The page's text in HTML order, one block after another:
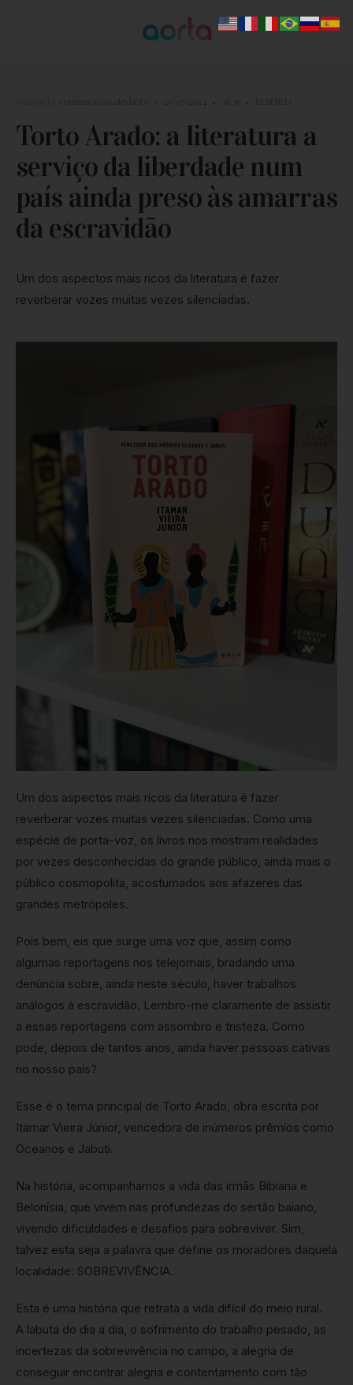
Torto Arado: a literatura a
serviço da liberdade num
país ainda preso às amarras
da escravidão
Um dos aspectos mais ricos da literatura é fazer
reverberar vozes muitas vezes silenciadas.
Um dos aspectos mais ricos da literatura é fazer
reverberar vozes muitas vezes silenciadas. Como uma
espécie de porta-voz, os livros nos mostram realidades
por vezes desconhecidas do grande público, ainda mais o
público cosmopolita, acostumados aos afazeres das
grandes metrópoles.
Pois bem, eis que surge uma voz que, assim como
algumas reportagens nos telejornais, bradando uma
denúncia sobre, ainda neste século, haver trabalhos
análogos à escravidão. Lembro-me claramente de assistir
a essas reportagens com assombro e tristeza. Como
pode, depois de tantos anos, ainda haver pessoas cativas
no nosso país?
Esse é o tema principal de Torto Arado, obra escrita por
Itamar Vieira Júnior, vencedora de inúmeros prêmios como
Oceanos e Jabuti.
Na história, acompanhamos a vida das irmãs Bibiana e
Belonísia, que vivem nas profundezas do sertão baiano,
vivendo dificuldades e desafios para sobreviver. Sim,
talvez esta seja a palavra que define os moradores daquela
localidade: SOBREVIVÊNCIA.
Esta é uma história que retrata a vida difícil do meio rural.
A labuta do dia a dia, o sofrimento do trabalho pesado, as
incertezas da sobrevivência no campo, a alegria de
conseguir encontrar alegria e contentamento com tão